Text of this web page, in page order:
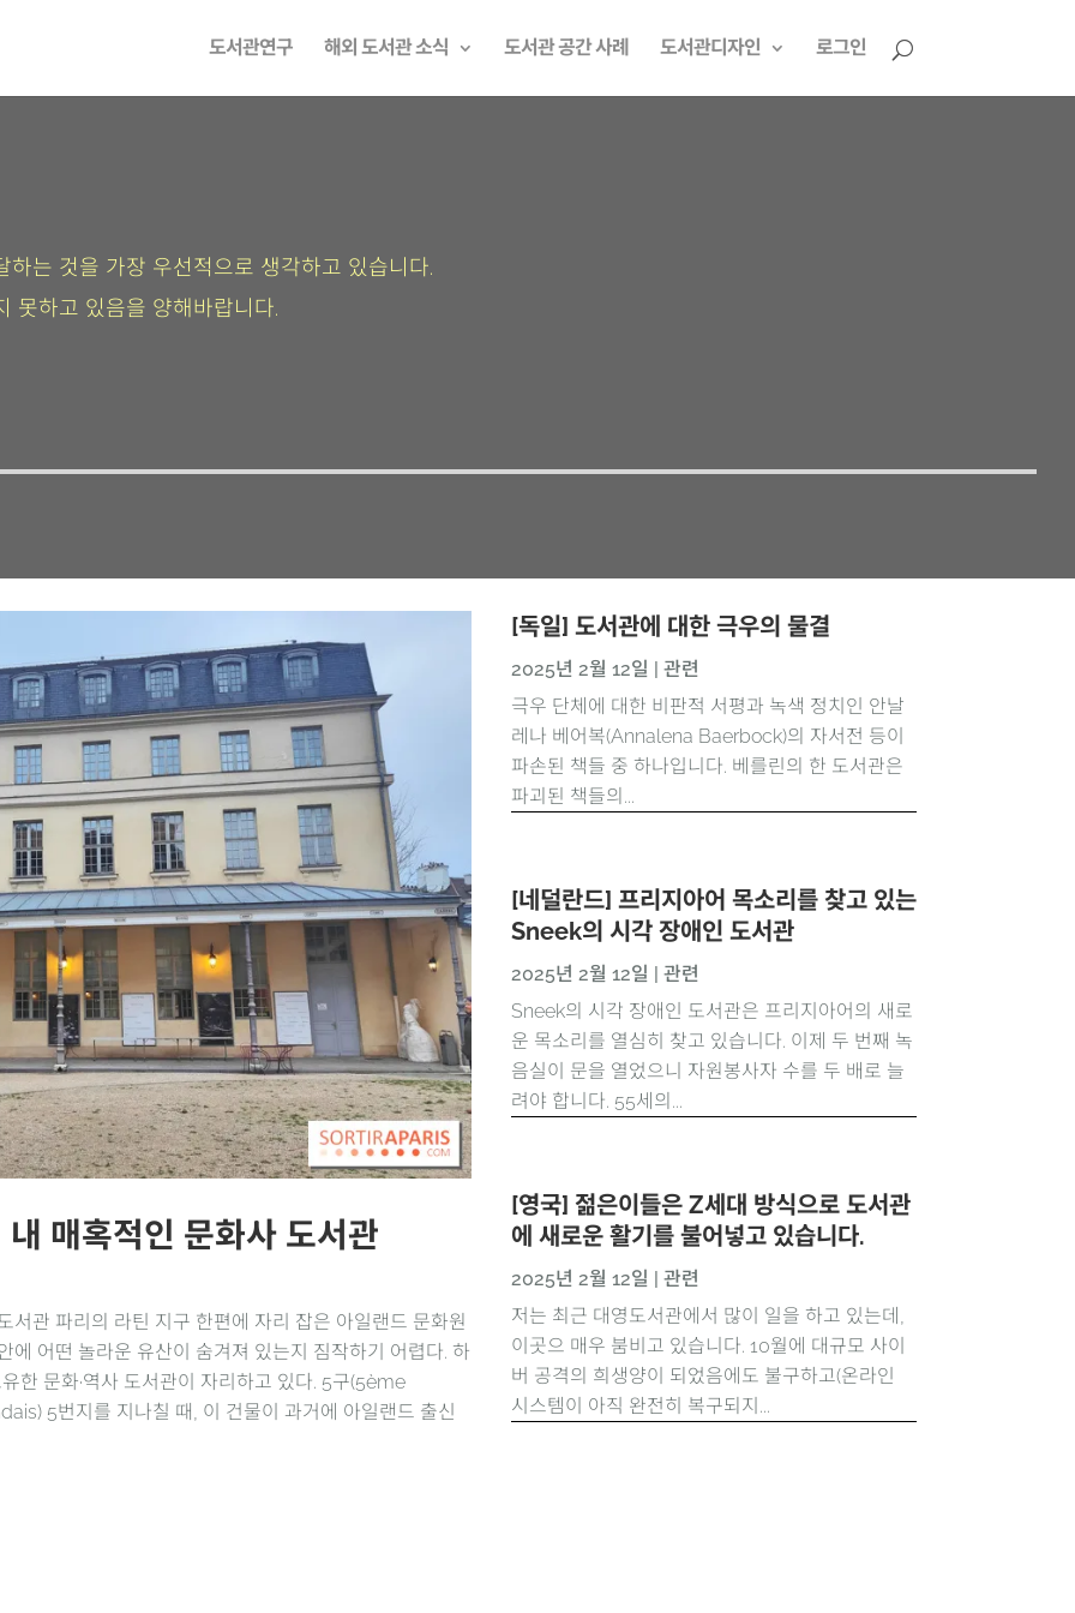
도서관연구 해외 도서관 소식 도서관 공간 사례 도서관디자인 로그인
는 것을 가장 우선적으로 생각하고 있습니다.
못하고 있음을 양해바랍니다.
매혹적인 문화사 도서관
서관 파리의 라틴 지구 한편에 자리 잡은 아일랜드 문화원
어떤 놀라운 유산이 숨겨져 있는지 짐작하기 어렵다. 하
한 문화·역사 도서관이 자리하고 있다. 5구(5ème
5번지를 지나칠 때, 이 건물이 과거에 아일랜드 출신
[독일] 도서관에 대한 극우의 물결
2025년 2월 12일 | 관련
극우 단체에 대한 비판적 서평과 녹색 정치인 안날
레나 베어복(Annalena Baerbock)의 자서전 등이
파손된 책들 중 하나입니다. 베를린의 한 도서관은
파괴된 책들의...
[네덜란드] 프리지아어 목소리를 찾고 있는
Sneek의 시각 장애인 도서관
2025년 2월 12일 | 관련
Sneek의 시각 장애인 도서관은 프리지아어의 새로
운 목소리를 열심히 찾고 있습니다. 이제 두 번째 녹
음실이 문을 열었으니 자원봉사자 수를 두 배로 늘
려야 합니다. 55세의...
[영국] 젊은이들은 Z세대 방식으로 도서관
에 새로운 활기를 불어넣고 있습니다.
2025년 2월 12일 | 관련
저는 최근 대영도서관에서 많이 일을 하고 있는데,
이곳으 매우 붐비고 있습니다. 10월에 대규모 사이
버 공격의 희생양이 되었음에도 불구하고(온라인
시스템이 아직 완전히 복구되지...